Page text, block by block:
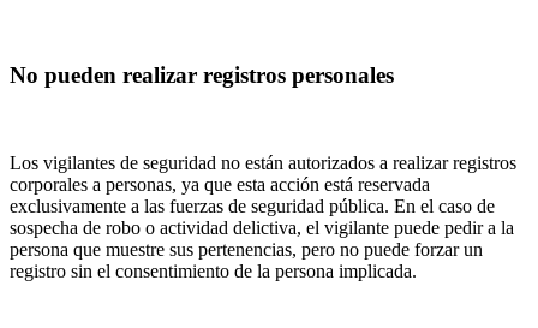
No pueden realizar registros personales
Los vigilantes de seguridad no están autorizados a realizar registros
corporales a personas, ya que esta acción está reservada
exclusivamente a las fuerzas de seguridad pública. En el caso de
sospecha de robo o actividad delictiva, el vigilante puede pedir a la
persona que muestre sus pertenencias, pero no puede forzar un
registro sin el consentimiento de la persona implicada.